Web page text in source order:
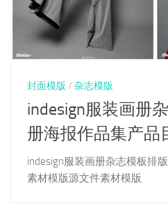
封面模版 / 杂志模版
indesign服装画册
册海报作品集产品
indesign服装画册杂志模板排
素材模版源文件素材模版